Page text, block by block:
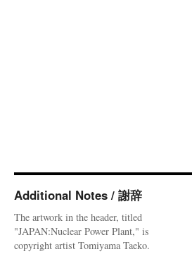
Additional Notes / 謝辞
The artwork in the header, titled
"JAPAN:Nuclear Power Plant," is
copyright artist Tomiyama Taeko.